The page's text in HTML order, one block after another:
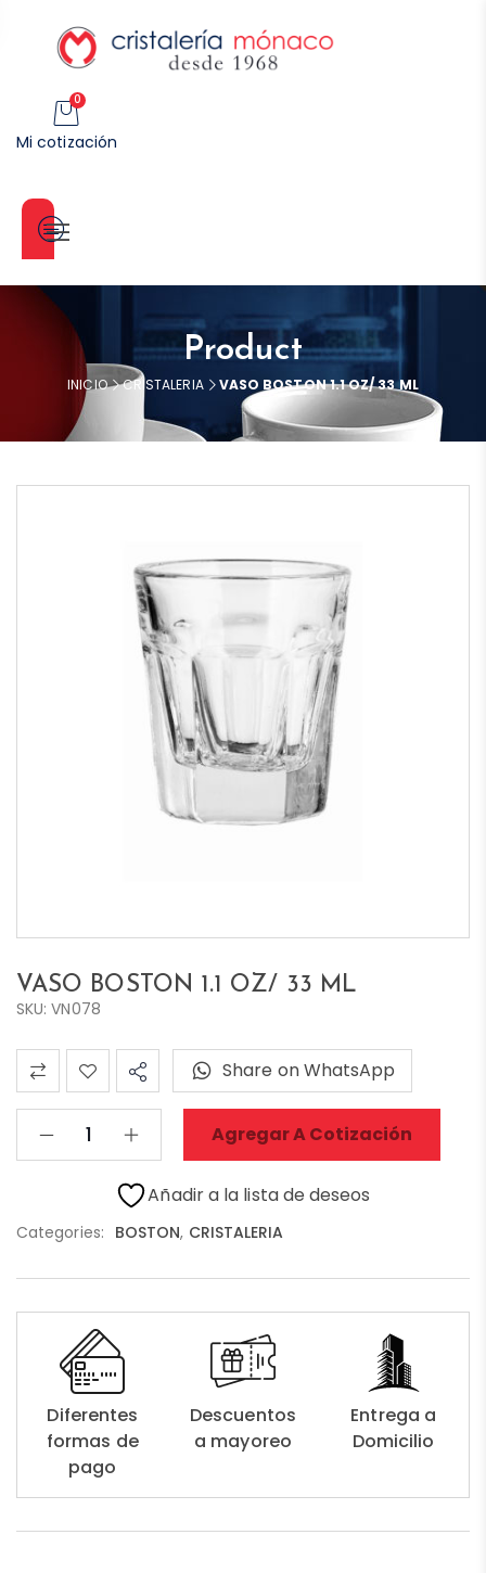
0
Mi cotización
Categorías
Product
INICIO CRISTALERIA VASO BOSTON 1.1 OZ/ 33 ML
VASO BOSTON 1.1 OZ/ 33 ML
SKU: VN078
Agregar A Cotización
Share on WhatsApp
Añadir a la lista de deseos
Categories: BOSTON, CRISTALERIA
Diferentes
formas de
pago
Descuentos
a mayoreo
Entrega a
Domicilio